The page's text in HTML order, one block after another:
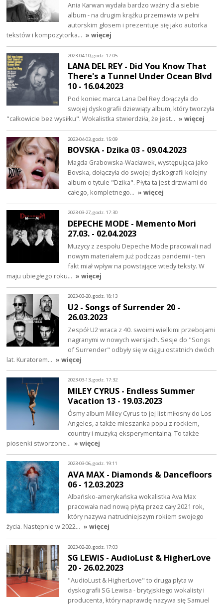
Ania Karwan wydała bardzo ważny dla siebie
album - na drugim krążku przemawia w pełni
autorskim głosem i prezentuje się jako autorka
tekstów i kompozytorka… » więcej
2023-04-10, godz. 17:05
LANA DEL REY - Did You Know That
There's a Tunnel Under Ocean Blvd
10 - 16.04.2023
Pod koniec marca Lana Del Rey dołączyła do
swojej dyskografii dziewiąty album, który tworzyła
"całkowicie bez wysiłku". Wokalistka stwierdziła, że jest… » więcej
2023-04-03, godz. 15:09
BOVSKA - Dzika 03 - 09.04.2023
Magda Grabowska-Wacławek, występująca jako
Bovska, dołączyła do swojej dyskografii kolejny
album o tytule "Dzika". Płyta ta jest drzwiami do
całego, kompletnego… » więcej
2023-03-27, godz. 17:30
DEPECHE MODE - Memento Mori
27.03. - 02.04.2023
Muzycy z zespołu Depeche Mode pracowali nad
nowym materiałem już podczas pandemii - ten
fakt miał wpływ na powstające wtedy teksty. W
maju ubiegłego roku… » więcej
2023-03-20, godz. 18:13
U2 - Songs of Surrender 20 -
26.03.2023
Zespół U2 wraca z 40. swoimi wielkimi przebojami
nagranymi w nowych wersjach. Sesje do "Songs
of Surrender" odbyły się w ciągu ostatnich dwóch
lat. Kuratorem… » więcej
2023-03-13, godz. 17:32
MILEY CYRUS - Endless Summer
Vacation 13 - 19.03.2023
Ósmy album Miley Cyrus to jej list miłosny do Los
Angeles, a także mieszanka popu z rockiem,
country i muzyką eksperymentalną. To także
piosenki stworzone… » więcej
2023-03-06, godz. 19:11
AVA MAX - Diamonds & Dancefloors
06 - 12.03.2023
Albańsko-amerykańska wokalistka Ava Max
pracowała nad nową płytą przez cały 2021 rok,
który nazywa natrudniejszym rokiem swojego
życia. Następnie w 2022… » więcej
2023-02-20, godz. 17:03
SG LEWIS - AudioLust & HigherLove
20 - 26.02.2023
"AudioLust & HigherLove" to druga płyta w
dyskografii SG Lewisa - brytyjskiego wokalisty i
producenta, który naprawdę nazywa się Samuel